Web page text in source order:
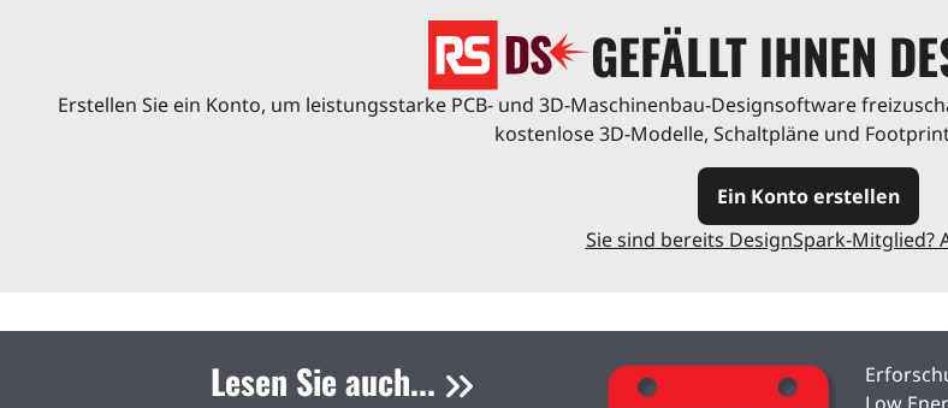
GEFÄLLT IHNEN
Erstellen Sie ein Konto, um leistungsstarke PCB- und 3D-Maschinenbau-Designsoftware
kostenlose 3D-Modelle, Schaltpläne und
Ein Konto erstellen
Sie sind bereits DesignSpark-Mitglied?
Lesen Sie auch...